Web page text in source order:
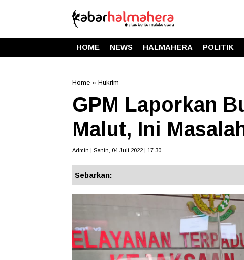
HOME NEWS HALMAHERA POLITIK
Home » Hukrim
GPM Laporkan
Malut, Ini
Admin | Senin, 04 Juli 2022 | 17.30
Sebarkan: